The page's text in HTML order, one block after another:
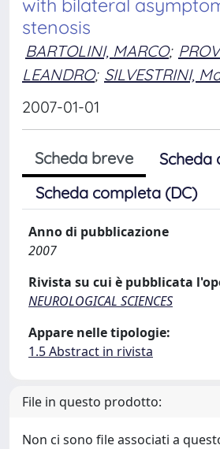
with bilateral
stenosis
BARTOLINI, MARCO;
LEANDRO; SILVESTRINI,
2007-01-01
Scheda breve
Scheda
Scheda completa (DC)
Anno di pubblicazione
2007
Rivista su cui è pubblicata
NEUROLOGICAL SCIENCES
Appare nelle tipologie:
1.5 Abstract in rivista
File in questo prodotto:
Non ci sono file associati a